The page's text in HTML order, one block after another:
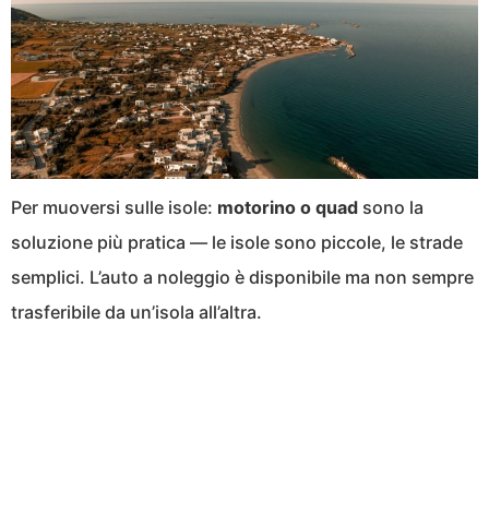
Per muoversi sulle isole: motorino o quad sono la
soluzione più pratica — le isole sono piccole, le strade
semplici. L’auto a noleggio è disponibile ma non sempre
trasferibile da un’isola all’altra.